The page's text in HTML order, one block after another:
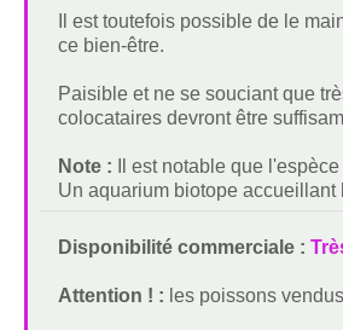
Il est toutefois possible de le
ce bien-être.
Paisible et ne se souciant que
colocataires devront être
Note :
Il est notable que
Un aquarium biotope
Disponibilité commerciale :
Attention ! : les poissons